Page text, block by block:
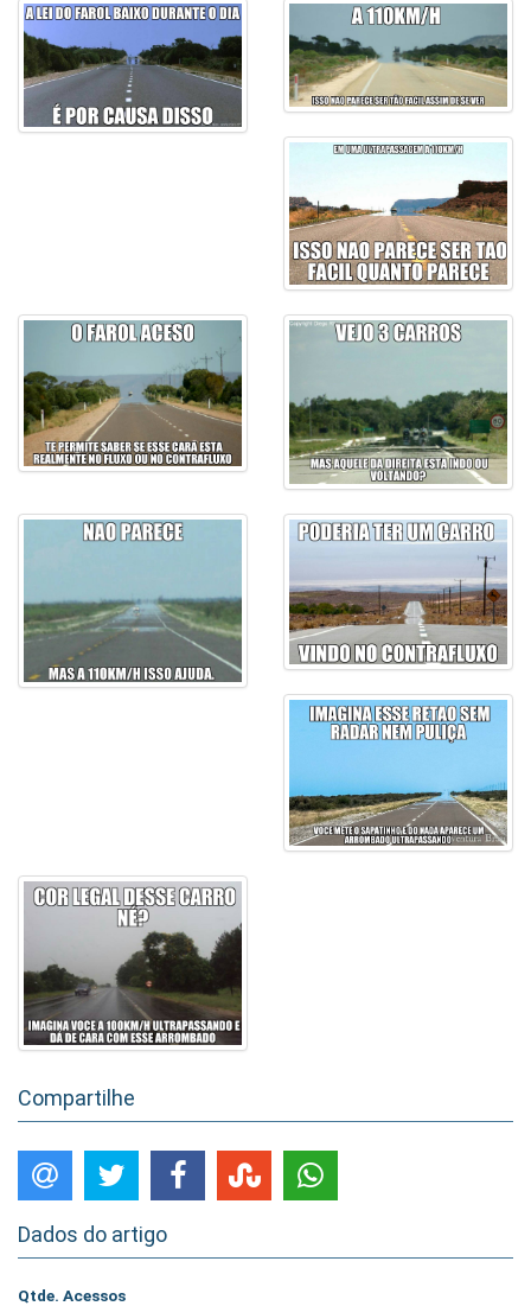
Compartilhe
Dados do artigo
Qtde. Acessos